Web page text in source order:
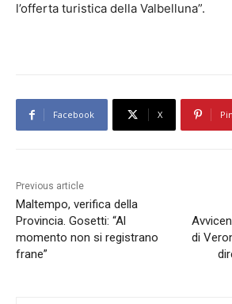
l’offerta turistica della Valbelluna”.
Facebook X
Previous article
Maltempo, verifica della
Provincia. Gosetti: “Al
momento non si registrano
frane”
di